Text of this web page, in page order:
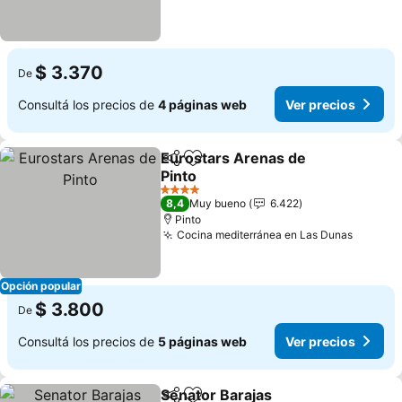
De $ 3.370
Consultá los precios de 4 páginas web Ver precios
Opción popular
CompartirAñadir a favoritos
Eurostars Arenas de
Pinto
Ver precios
4 Estrellas
8,4 Muy bueno
6.422
Pinto
Cocina mediterránea en Las DunasVer
De $ 3.800
Consultá los precios de 5 páginas web Ver precios
Senator Barajas